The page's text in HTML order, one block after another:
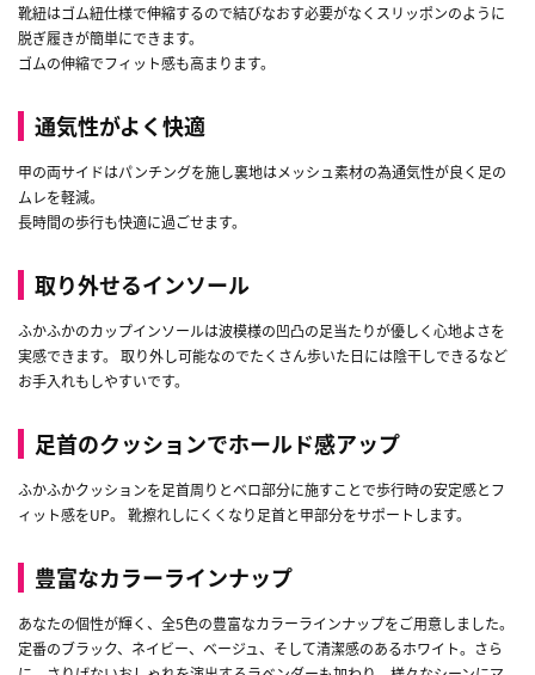
靴紐はゴム紐仕様で伸縮するので結びなおす必要がなくスリッポンのように
脱ぎ履きが簡単にできます。
ゴムの伸縮でフィット感も高まります。
通気性がよく快適
甲の両サイドはパンチングを施し裏地はメッシュ素材の為通気性が良く足の
ムレを軽減。
長時間の歩行も快適に過ごせます。
取り外せるインソール
ふかふかのカップインソールは波模様の凹凸の足当たりが優しく心地よさを
実感できます。 取り外し可能なのでたくさん歩いた日には陰干しできるなど
お手入れもしやすいです。
足首のクッションでホールド感アップ
ふかふかクッションを足首周りとベロ部分に施すことで歩行時の安定感とフ
ィット感をUP。 靴擦れしにくくなり足首と甲部分をサポートします。
豊富なカラーラインナップ
あなたの個性が輝く、全5色の豊富なカラーラインナップをご用意しました。
定番のブラック、ネイビー、ベージュ、そして清潔感のあるホワイト。さら